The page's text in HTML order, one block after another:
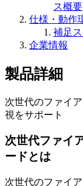
ス概要
仕様・動作
補足
企業情報
製品詳細
次世代のファイ
視をサポート
次世代ファイ
ードとは
次世代のファイ